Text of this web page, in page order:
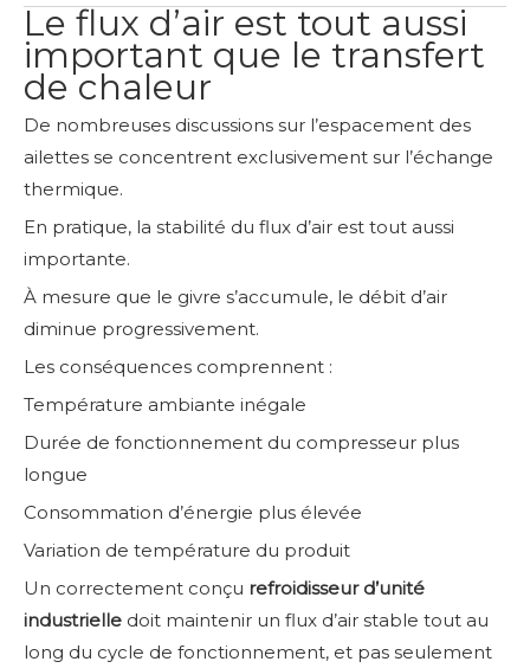
Le flux d’air est tout aussi
important que le transfert
de chaleur
De nombreuses discussions sur l’espacement des
ailettes se concentrent exclusivement sur l’échange
thermique.
En pratique, la stabilité du flux d’air est tout aussi
importante.
À mesure que le givre s’accumule, le débit d’air
diminue progressivement.
Les conséquences comprennent :
Température ambiante inégale
Durée de fonctionnement du compresseur plus
longue
Consommation d’énergie plus élevée
Variation de température du produit
Un correctement conçu refroidisseur d’unité
industrielle doit maintenir un flux d’air stable tout au
long du cycle de fonctionnement, et pas seulement